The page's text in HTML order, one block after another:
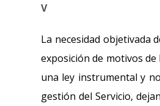
V
La necesidad objetivada
exposición de motivos de
una ley instrumental y
gestión del Servicio,